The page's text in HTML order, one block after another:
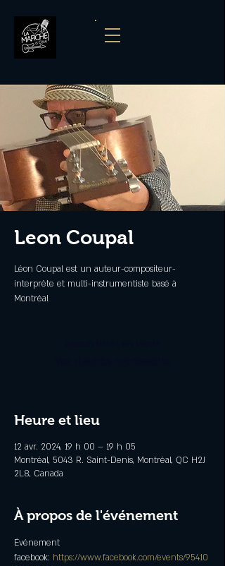
Leon Coupal
Léon Coupal est un auteur-compositeur-
interprète et multi-instrumentiste basé à
Montréal
Heure et lieu
12 avr. 2024, 19 h 00 – 19 h 05
Montréal, 5043 R. Saint-Denis, Montréal, QC H2J
2L8, Canada
À propos de l'événement
Événement
facebook: https://www.facebook.com/events/95410